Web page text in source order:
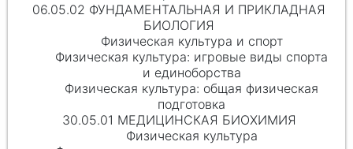
06.05.02 ФУНДАМЕНТАЛЬНАЯ И ПРИКЛАДНАЯ
БИОЛОГИЯ
Физическая культура и спорт
Физическая культура: игровые виды спорта
и единоборства
Физическая культура: общая физическая
подготовка
30.05.01 МЕДИЦИНСКАЯ БИОХИМИЯ
Физическая культура